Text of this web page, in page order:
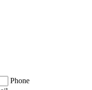
Phone